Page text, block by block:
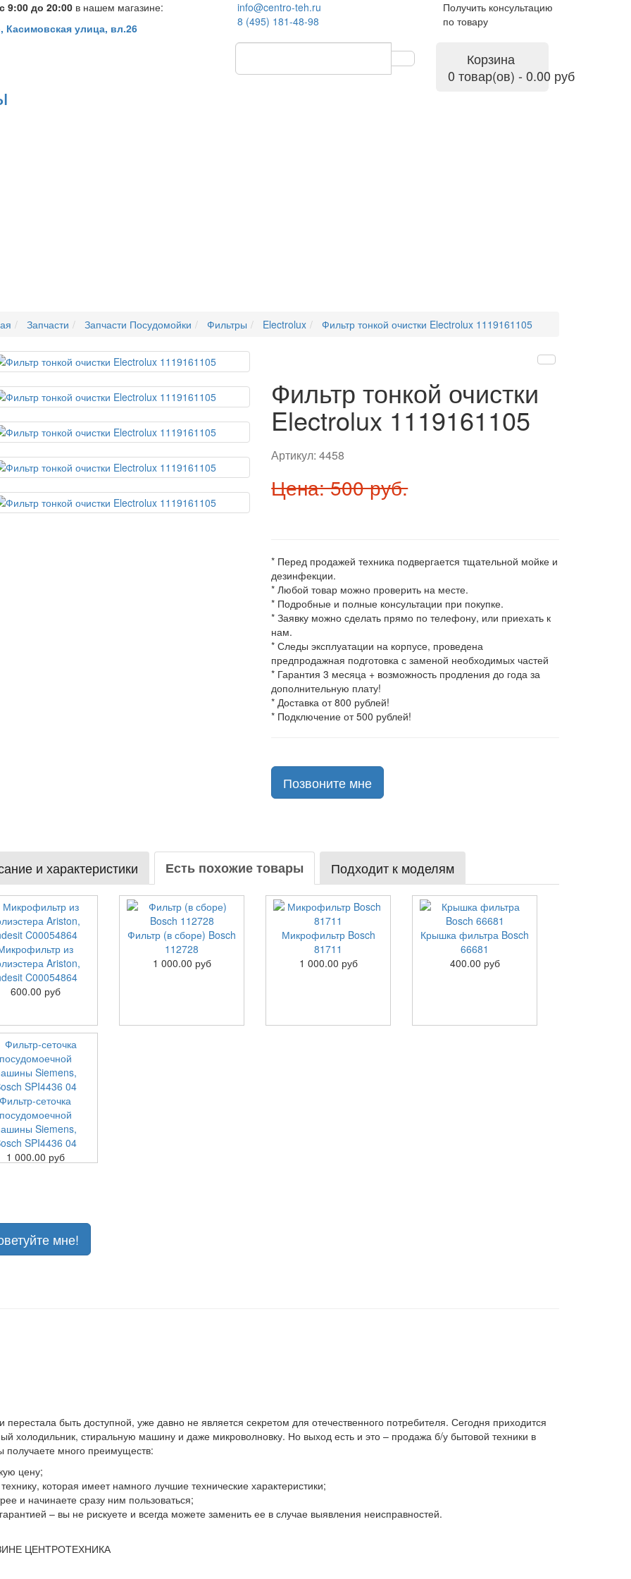
9:00 до 20:00 в нашем магазине:
улица, вл.26
info@centro-teh.ru
8 (495) 181-48-98
Получить консультацию
по товару
Корзина
0 товар(ов) - 0.00 руб
Запчасти Запчасти Посудомойки Фильтры Electrolux Фильтр тонкой очистки Electrolux 1119161105
Фильтр тонкой очистки
Electrolux 1119161105
Артикул:4458
Цена: 500 руб.
* Перед продажей техника подвергается тщательной мойке и
дезинфекции.
* Любой товар можно проверить на месте.
* Подробные и полные консультации при покупке.
* Заявку можно сделать прямо по телефону, или приехать к
нам.
* Следы эксплуатации на корпусе, проведена
предпродажная подготовка с заменой необходимых частей
* Гарантия 3 месяца + возможность продления до года за
дополнительную плату!
* Доставка от 800 рублей!
* Подключение от 500 рублей!
Позвоните мне
и характеристики Есть похожие товары Подходит к моделям
из
Ariston,
C00054864
600.00 руб
Фильтр (в сборе) Bosch
112728
1 000.00 руб
Микрофильтр Bosch
81711
1 000.00 руб
Крышка фильтра Bosch
66681
400.00 руб
Фильтр-сеточка
посудомоечной
Siemens,
SPI4436 04
1 000.00 руб
мне!
быть доступной, уже давно не является секретом для отечественного потребителя. Сегодня приходится
холодильник, стиральную машину и даже микроволновку. Но выход есть и это – продажа б/у бытовой техники в
получаете много преимуществ:
цену;
которая имеет намного лучшие технические характеристики;
и начинаете сразу ним пользоваться;
– вы не рискуете и всегда можете заменить ее в случае выявления неисправностей.
ЦЕНТРОТЕХНИКА